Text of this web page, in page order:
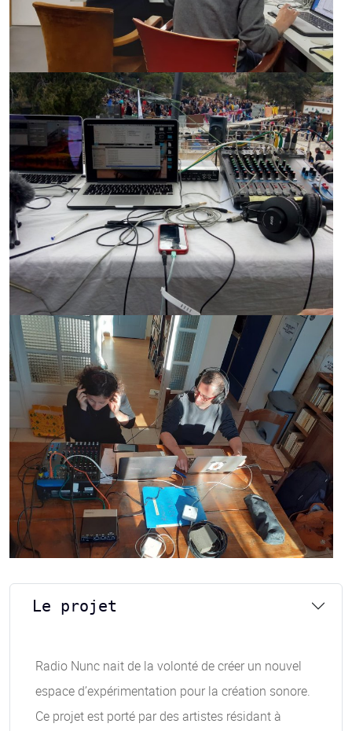
Le projet
Radio Nunc nait de la volonté de créer un nouvel
espace d’expérimentation pour la création sonore.
Ce projet est porté par des artistes résidant à